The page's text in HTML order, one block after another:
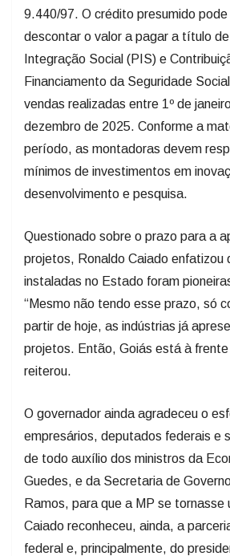
9.440/97. O crédito presumido
descontar o valor a pagar a título
Integração Social (PIS) e
Financiamento da Seguridade
vendas realizadas entre 1º de
dezembro de 2025. Conforme a
período, as montadoras devem
mínimos de investimentos em
desenvolvimento e pesquisa.
Questionado sobre o prazo para a
projetos, Ronaldo Caiado enfatizou
instaladas no Estado foram
“Mesmo não tendo esse prazo, só
partir de hoje, as indústrias já
projetos. Então, Goiás está à frente
reiterou.
O governador ainda agradeceu o
empresários, deputados federais e
de todo auxílio dos ministros da
Guedes, e da Secretaria de
Ramos, para que a MP se tornasse
Caiado reconheceu, ainda, a
federal e, principalmente, do